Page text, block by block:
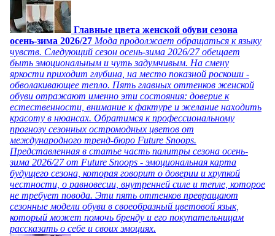
Главные цвета женской обуви сезона
осень-зима 2026/27 Мода продолжает обращаться к языку
чувств. Следующий сезон осень-зима 2026/27 обещает
быть эмоциональным и чуть задумчивым. На смену
яркости приходит глубина, на место показной роскоши -
обволакивающее тепло. Пять главных оттенков женской
обуви отражают именно эти состояния: доверие к
естественности, внимание к фактуре и желание находить
красоту в нюансах. Обратимся к профессиональному
прогнозу сезонных остромодных цветов от
международного тренд-бюро Future Snoops.
Представленная в статье часть палитры сезона осень-
зима 2026/27 от Future Snoops - эмоциональная карта
будущего сезона, которая говорит о доверии и хрупкой
честности, о равновесии, внутренней силе и тепле, которое
не требует повода. Эти пять оттенков превращают
сезонные модели обуви в своеобразный цветовой язык,
который может помочь бренду и его покупательницам
рассказать о себе и своих эмоциях.